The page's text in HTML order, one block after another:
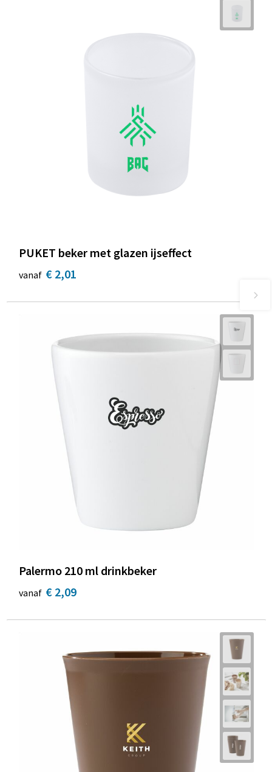
PUKET beker met glazen ijseffect
vanaf € 2,01
Palermo 210 ml drinkbeker
vanaf € 2,09